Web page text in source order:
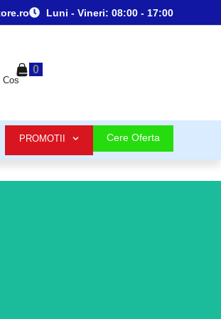
Luni - Vineri: 08:00 - 17:00
0
Cos
Cere Oferta
PROMOTII